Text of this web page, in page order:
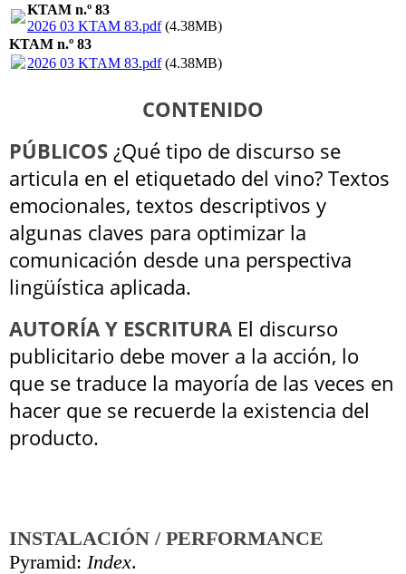
KTAM n.º 83
2026 03 KTAM 83.pdf(4.38MB)
KTAM n.º 83
2026 03 KTAM 83.pdf(4.38MB)
CONTENIDO
PÚBLICOS ¿Qué tipo de discurso se
articula en el etiquetado del vino? Textos
emocionales, textos descriptivos y
algunas claves para optimizar la
comunicación desde una perspectiva
lingüística aplicada.
AUTORÍA Y ESCRITURA El discurso
publicitario debe mover a la acción, lo
que se traduce la mayoría de las veces en
hacer que se recuerde la existencia del
producto.
INSTALACIÓN / PERFORMANCE
Pyramid: Index.